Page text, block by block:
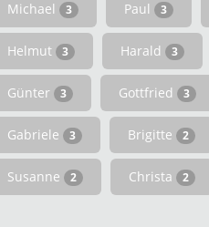
Michael 3 Paul 3
Helmut 3 Harald 3
Günter 3 Gottfried 3
Gabriele 3 Brigitte 2
Susanne 2 Christa 2